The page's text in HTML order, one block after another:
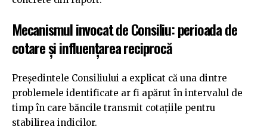
Mecanismul invocat de Consiliu: perioada de
cotare și influențarea reciprocă
Președintele Consiliului a explicat că una dintre
problemele identificate ar fi apărut în intervalul de
timp în care băncile transmit cotațiile pentru
stabilirea indicilor.